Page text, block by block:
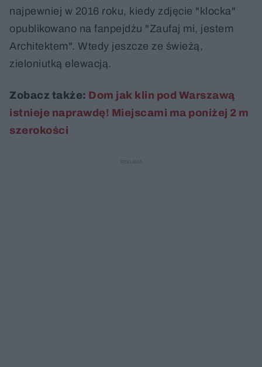
najpewniej w 2016 roku, kiedy zdjęcie "klocka"
opublikowano na fanpejdżu "Zaufaj mi, jestem
Architektem". Wtedy jeszcze ze świeżą,
zieloniutką elewacją.
Zobacz także: Dom jak klin pod Warszawą
istnieje naprawdę! Miejscami ma poniżej 2 m
szerokości